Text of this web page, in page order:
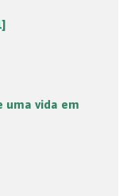
uma vida em